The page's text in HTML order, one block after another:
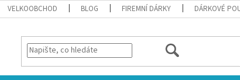
VELKOOBCHOD BLOG FIREMNÍ DÁRKY DÁRKOVÉ
HLEDAT